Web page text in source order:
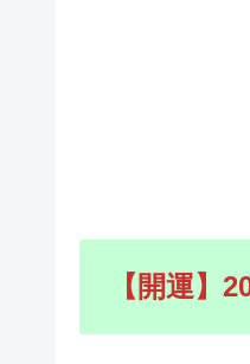
【開運】